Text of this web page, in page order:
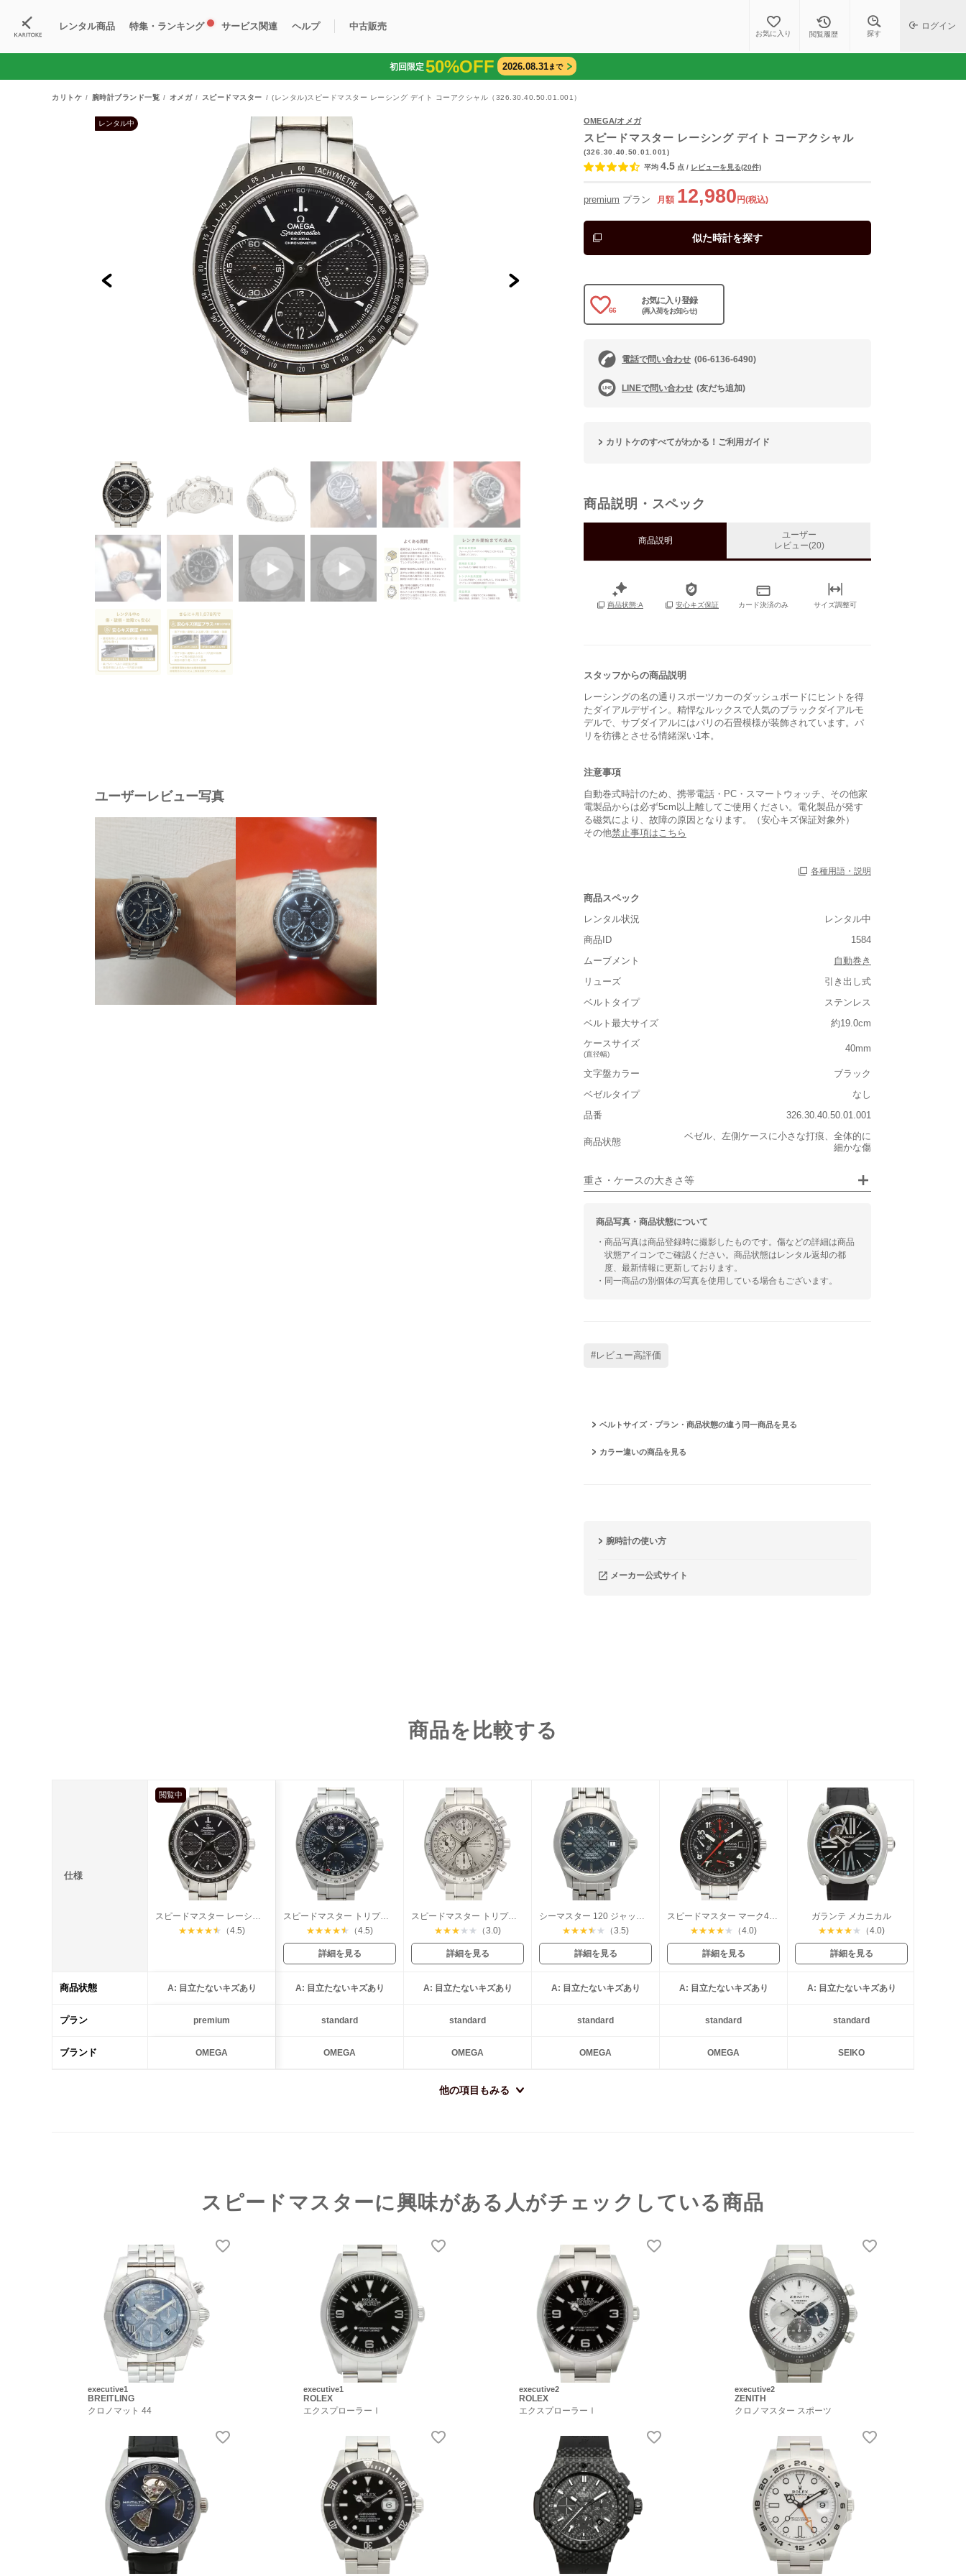
レンタル商品
購入可能商品
特集・ランキング サービス関連
カリトケとは？
ヘルプ
Q&A
中古販売
中古販売商品 ブランド一覧 中古販売について
お気に入り 閲覧履歴 探す
ログイン
初回限定50%OFF 2026.08.31まで
カリトケ 腕時計ブランド一覧 オメガ スピードマスター (レンタル)スピードマスター レーシング デイト コーアクシャル（326.30.40.50.01.001）
レンタル中
ユーザーレビュー写真
OMEGA/オメガ
スピードマスター レーシング デイト コーアクシャル
(326.30.40.50.01.001)
平均 4.5 点 / レビューを見る(20件)
premium プラン 月額 12,980 円(税込)
似た時計を探す
66
お気に入り登録
(再入荷をお知らせ)
電話で問い合わせ (06-6136-6490)
LINEで問い合わせ (友だち追加)
カリトケのすべてがわかる！ご利用ガイド
商品説明・スペック
商品説明
ユーザー
レビュー(20)
商品状態:A 安心キズ保証 カード決済のみ サイズ調整可
スタッフからの商品説明
レーシングの名の通りスポーツカーのダッシュボードにヒントを得
たダイアルデザイン。精悍なルックスで人気のブラックダイアルモ
デルで、サブダイアルにはパリの石畳模様が装飾されています。パ
リを彷彿とさせる情緒深い1本。
注意事項
自動巻式時計のため、携帯電話・PC・スマートウォッチ、その他家
電製品からは必ず5cm以上離してご使用ください。電化製品が発す
る磁気により、故障の原因となります。（安心キズ保証対象外）
その他禁止事項はこちら
各種用語・説明
商品スペック
レンタル状況
レンタル中
商品ID
1584
ムーブメント
自動巻き
リューズ
引き出し式
ベルトタイプ
ステンレス
ベルト最大サイズ
約19.0cm
ケースサイズ
(直径幅)
40mm
文字盤カラー
ブラック
ベゼルタイプ
なし
品番
326.30.40.50.01.001
商品状態
ベゼル、左側ケースに小さな打痕、全体的に
細かな傷
重さ・ケースの大きさ等
■重さ(ベルト込み)
軽い 重い
小さい
■装飾感
シンプル ジュエリー
ビジネス
商品写真・商品状態について
・商品写真は商品登録時に撮影したものです。傷などの詳細は商品
状態アイコンでご確認ください。商品状態はレンタル返却の都
度、最新情報に更新しております。
・同一商品の別個体の写真を使用している場合もございます。
#レビュー高評価
ベルトサイズ・プラン・商品状態の違う同一商品を見る
カラー違いの商品を見る
腕時計の使い方
メーカー公式サイト
商品を比較する
仕様
閲覧中
スピードマスター レーシング デイト コーアクシャル
★★★★★ （4.5)
スピードマスター トリプルカレンダー
★★★★★ （4.5)
詳細を見る
スピードマスター トリプルカレンダー
★★★ ★ ★ （3.0)
詳細を見る
シーマスター 120 ジャックマイヨールモデル
★★★★ ★ （3.5)
詳細を見る
スピードマスター マーク40 デイト
★★★★ ★ （4.0)
詳細を見る
ガランテ メカニカル
★★★★ ★ （4.0)
詳細を見る
商品状態 A: 目立たないキズあり A: 目立たないキズあり A: 目立たないキズあり A: 目立たないキズあり A: 目立たないキズあり A: 目立たないキズあり
プラン premium standard standard standard standard standard
ブランド OMEGA OMEGA OMEGA OMEGA OMEGA SEIKO
他の項目もみる
スピードマスターに興味がある人がチェックしている商品
executive1
BREITLING
クロノマット 44
executive1
ROLEX
エクスプローラーⅠ
executive2
ROLEX
エクスプローラーⅠ
executive2
ZENITH
クロノマスター スポーツ